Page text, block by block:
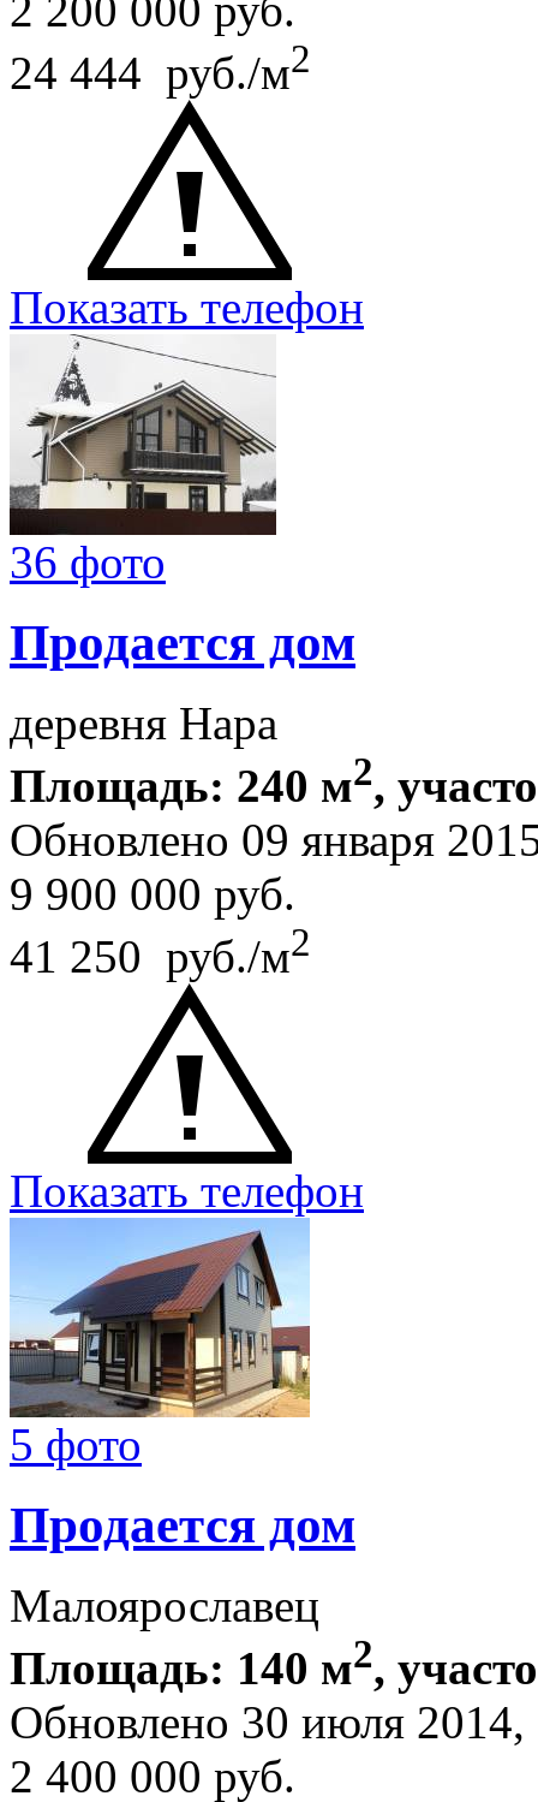
2 200 000 руб.
24 444 руб./м2
Показать телефон
36 фото
Продается дом
деревня Нара
Площадь: 240 м2,
Обновлено 09 января
9 900 000 руб.
41 250 руб./м2
Показать телефон
5 фото
Продается дом
Малоярославец
Площадь: 140 м2,
Обновлено 30 июля
2 400 000 руб.